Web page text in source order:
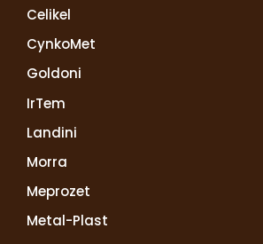
Celikel
CynkoMet
Goldoni
IrTem
Landini
Morra
Meprozet
Metal-Plast​